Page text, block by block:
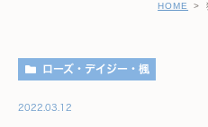
HOME
ローズ・デイジー・楓
2022.03.12